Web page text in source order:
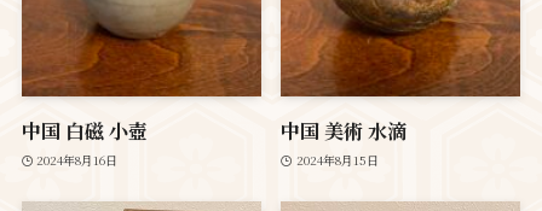
中国 白磁 小壺
2024年8月16日
中国 美術 水滴
2024年8月15日